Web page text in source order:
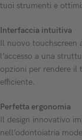
tuoi strumenti e
Interfaccia intuitiva
Il nuovo touchscreen
l’accesso a una
opzioni per rendere il
efficiente.
Perfetta ergonomia
Il design innovativo
nell’odontoiatria